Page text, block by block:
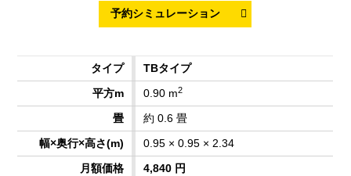
TBタイプ
0.90 m2
約 0.6 畳
0.95 × 0.95 × 2.34
4,840 円